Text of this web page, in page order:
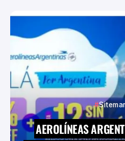
AEROLÍNEAS